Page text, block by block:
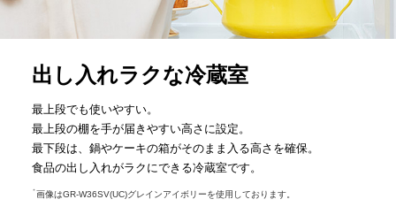
出し入れラクな冷蔵室
最上段でも使いやすい。
最上段の棚を手が届きやすい高さに設定。
最下段は、鍋やケーキの箱がそのまま入る高さを確保。
食品の出し入れがラクにできる冷蔵室です。
＊画像はGR-W36SV(UC)グレインアイボリーを使用しております。